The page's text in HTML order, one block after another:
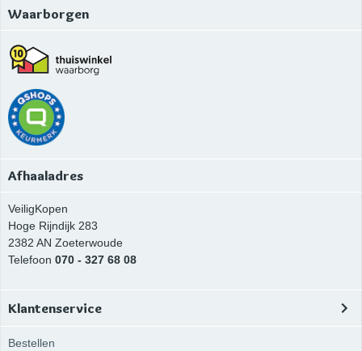
Waarborgen
Afhaaladres
VeiligKopen
Hoge Rijndijk 283
2382 AN Zoeterwoude
Telefoon 070 - 327 68 08
Klantenservice
Bestellen